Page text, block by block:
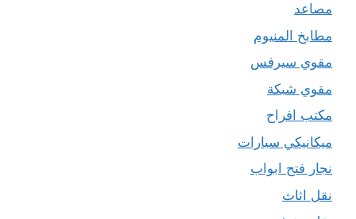
مصاعد
مطابخ المنيوم
مقوي سيرفس
مقوي شبكة
مكتب افراح
ميكانيكي سيارات
نجار فتح ابواب
نقل اثاث